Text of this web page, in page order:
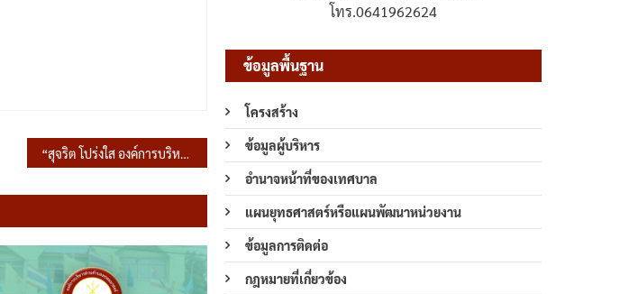
“สุจริต โปร่งใส องค์การบริหารส่วนตำบลพรหมมาสตร์ใสสะอาด 2566” และ “งดรับ งดให้” ของขวัญ ของกำนัลทุกชนิดจากการปฏิบัติหน้าที่ (No Gift Policy)
โทร.0641962624
ข้อมูลพื้นฐาน
โครงสร้าง
ข้อมูลผู้บริหาร
อำนาจหน้าที่ของเทศบาล
แผนยุทธศาสตร์หรือแผนพัฒนาหน่วยงาน
ข้อมูลการติดต่อ
กฎหมายที่เกี่ยวข้อง